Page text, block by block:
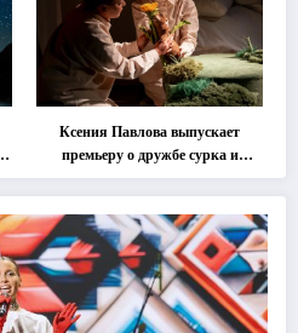
Ксения Павлова выпускает
премьеру о дружбе сурка и
одуванчика